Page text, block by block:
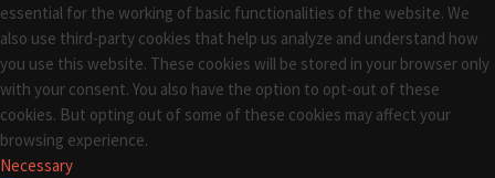
essential for the working of basic functionalities of the website. We
also use third-party cookies that help us analyze and understand how
you use this website. These cookies will be stored in your browser only
with your consent. You also have the option to opt-out of these
cookies. But opting out of some of these cookies may affect your
browsing experience.
Necessary